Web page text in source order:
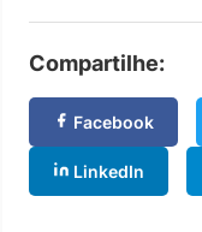
Compartilhe:
Facebook
LinkedIn